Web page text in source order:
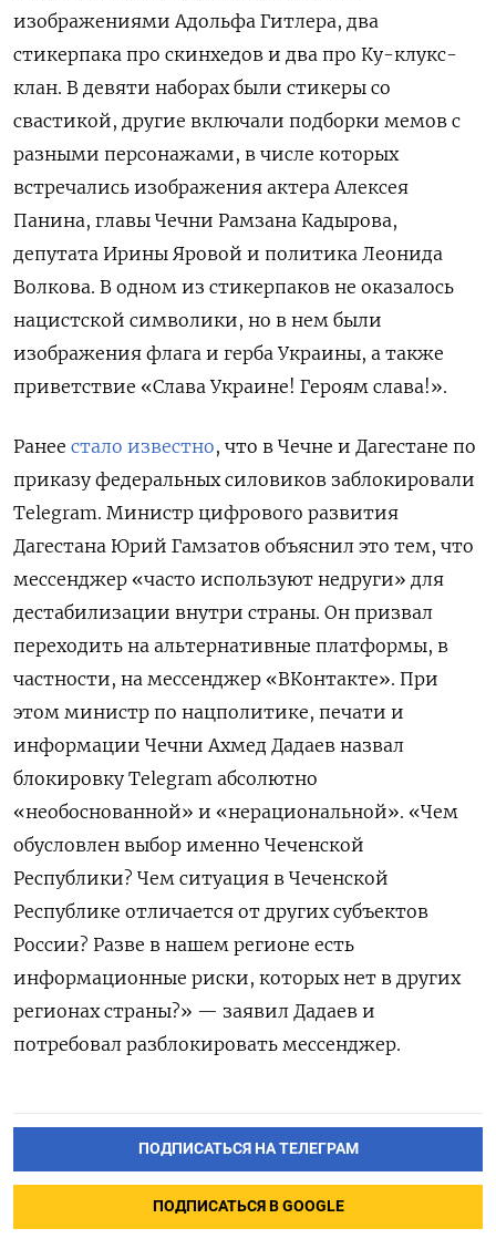
изображениями Адольфа Гитлера, два
стикерпака про скинхедов и два про Ку-клукс-
клан. В девяти наборах были стикеры со
свастикой, другие включали подборки мемов с
разными персонажами, в числе которых
встречались изображения актера Алексея
Панина, главы Чечни Рамзана Кадырова,
депутата Ирины Яровой и политика Леонида
Волкова. В одном из стикерпаков не оказалось
нацистской символики, но в нем были
изображения флага и герба Украины, а также
приветствие «Слава Украине! Героям слава!».
Ранее стало известно, что в Чечне и Дагестане по
приказу федеральных силовиков заблокировали
Telegram. Министр цифрового развития
Дагестана Юрий Гамзатов объяснил это тем, что
мессенджер «часто используют недруги» для
дестабилизации внутри страны. Он призвал
переходить на альтернативные платформы, в
частности, на мессенджер «ВКонтакте». При
этом министр по нацполитике, печати и
информации Чечни Ахмед Дадаев назвал
блокировку Telegram абсолютно
«необоснованной» и «нерациональной». «Чем
обусловлен выбор именно Чеченской
Республики? Чем ситуация в Чеченской
Республике отличается от других субъектов
России? Разве в нашем регионе есть
информационные риски, которых нет в других
регионах страны?» — заявил Дадаев и
потребовал разблокировать мессенджер.
ПОДПИСАТЬСЯ НА ТЕЛЕГРАМ
ПОДПИСАТЬСЯ В GOOGLE